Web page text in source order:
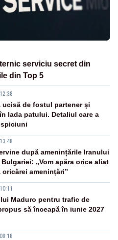
serviciu secret din
din Top 5
ucisă de fostul partener și
lada patului. Detaliul care a
după amenințările Iranului
Bulgariei: „Vom apăra orice aliat
amenințări”
Maduro pentru trafic de
să înceapă în iunie 2027